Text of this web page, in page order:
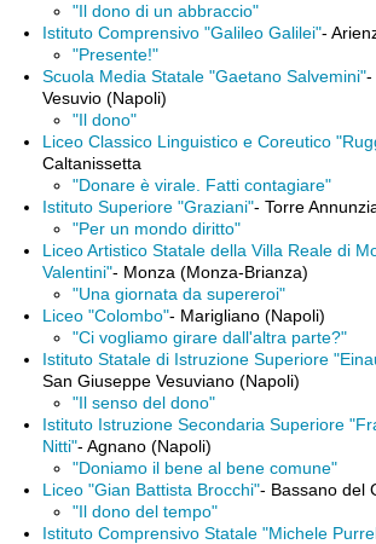
"Il dono di un abbraccio"
Istituto Comprensivo "Galileo Galilei"-
"Presente!"
Scuola Media Statale "Gaetano Salvemini"-
Vesuvio (Napoli)
"Il dono"
Liceo Classico Linguistico e Coreutico
Caltanissetta
"Donare è virale. Fatti contagiare"
Istituto Superiore "Graziani"- Torre
"Per un mondo diritto"
Liceo Artistico Statale della Villa Reale di
Valentini"- Monza (Monza-Brianza)
"Una giornata da supereroi"
Liceo "Colombo"- Marigliano (Napoli)
"Ci vogliamo girare dall'altra parte?"
Istituto Statale di Istruzione Superiore
San Giuseppe Vesuviano (Napoli)
"Il senso del dono"
Istituto Istruzione Secondaria Superiore
Nitti"- Agnano (Napoli)
"Doniamo il bene al bene comune"
Liceo "Gian Battista Brocchi"- Bassano del
"Il dono del tempo"
Istituto Comprensivo Statale "Michele